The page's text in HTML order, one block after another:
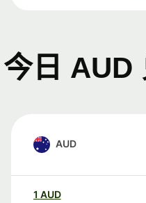
今日 AUD
AUD
1 AUD